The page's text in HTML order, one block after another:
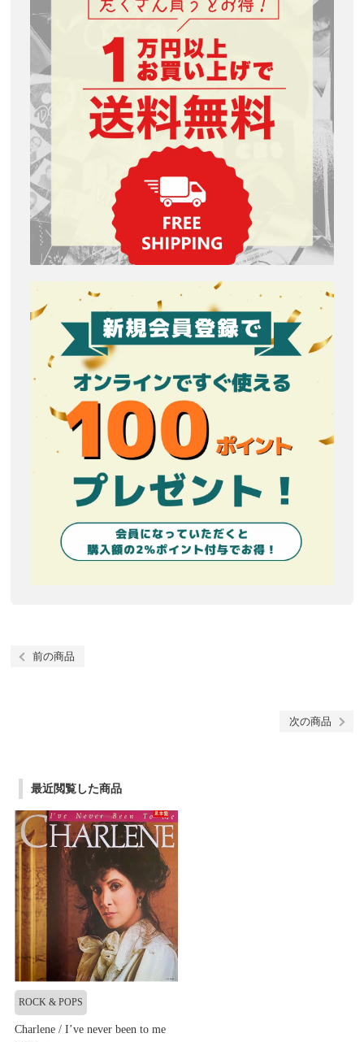
前の商品
次の商品
最近閲覧した商品
ROCK & POPS
Charlene / I’ve never been to me